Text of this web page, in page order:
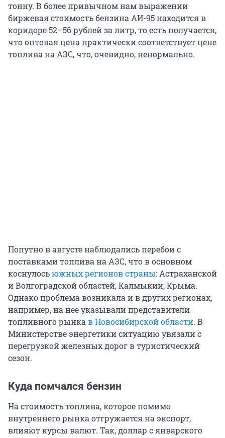
тонну. В более привычном нам выражении
биржевая стоимость бензина АИ-95 находится в
коридоре 52–56 рублей за литр, то есть получается,
что оптовая цена практически соответствует цене
топлива на АЗС, что, очевидно, ненормально.
Попутно в августе наблюдались перебои с
поставками топлива на АЗС, что в основном
коснулосьюжных регионов страны: Астраханской
и Волгоградской областей, Калмыкии, Крыма.
Однако проблема возникала и в других регионах,
например, на нее указывали представители
топливного рынкав Новосибирской области. В
Министерстве энергетики ситуацию увязали с
перегрузкой железных дорог в туристический
сезон.
Куда помчался бензин
На стоимость топлива, которое помимо
внутреннего рынка отгружается на экспорт,
влияют курсы валют. Так, доллар с январского